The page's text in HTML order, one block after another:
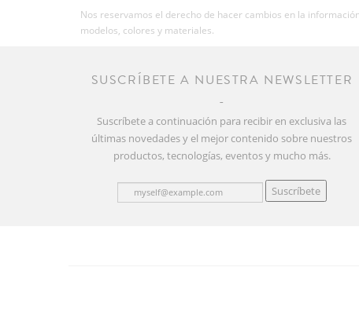
Nos reservamos el derecho de hacer cambios en la
modelos, colores y materiales.
SUSCRÍBETE A NUESTRA NEWSLETTER
Suscríbete a continuación para recibir en exclusiva las
últimas novedades y el mejor contenido sobre nuestros
productos, tecnologías, eventos y mucho más.
Suscríbete